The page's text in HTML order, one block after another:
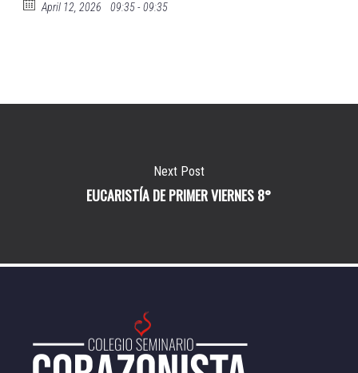
April 12, 2026 09:35 - 09:35
Next Post
EUCARISTÍA DE PRIMER VIERNES 8°